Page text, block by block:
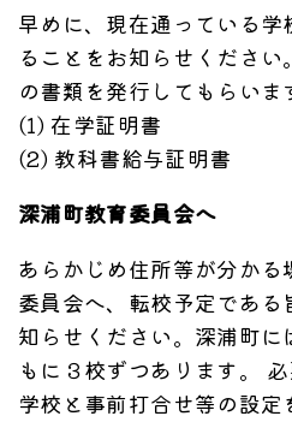
早めに、現在通っている
ることをお知らせくださ
の書類を発行してもらいま
(1) 在学証明書
(2) 教科書給与証明書
深浦町教育委員会へ
あらかじめ住所等が分か
委員会へ、転校予定であ
知らせください。深浦町に
もに３校ずつあります。
学校と事前打合せ等の設定